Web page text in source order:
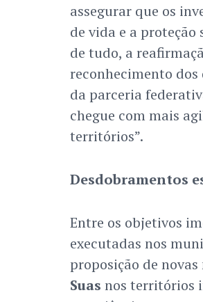
assegurar que os
de vida e a proteção
de tudo, a
reconhecimento
da parceria
chegue com mais
territórios”.
Desdobramentos
Entre os objetivos
executadas nos
proposição de
Suas nos territórios